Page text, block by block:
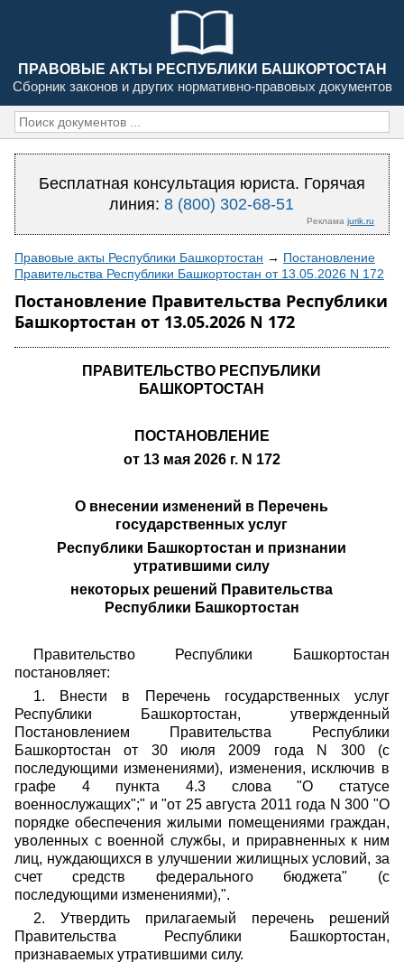
ПРАВОВЫЕ АКТЫ РЕСПУБЛИКИ БАШКОРТОСТАН
Сборник законов и других нормативно-правовых документов
Бесплатная консультация юриста. Горячая
линия:8 (800) 302-68-51
Реклама jurik.ru
Правовые акты Республики Башкортостан → Постановление
Правительства Республики Башкортостан от 13.05.2026 N 172
Постановление Правительства Республики
Башкортостан от 13.05.2026 N 172
ПРАВИТЕЛЬСТВО РЕСПУБЛИКИ
БАШКОРТОСТАН
ПОСТАНОВЛЕНИЕ
от 13 мая 2026 г. N 172
О внесении изменений в Перечень
государственных услуг
Республики Башкортостан и признании
утратившими силу
некоторых решений Правительства
Республики Башкортостан
Правительство Республики Башкортостан
постановляет:
1. Внести в Перечень государственных услуг
Республики Башкортостан, утвержденный
Постановлением Правительства Республики
Башкортостан от 30 июля 2009 года N 300 (с
последующими изменениями), изменения, исключив в
графе 4 пункта 4.3 слова "О статусе
военнослужащих";" и "от 25 августа 2011 года N 300 "О
порядке обеспечения жилыми помещениями граждан,
уволенных с военной службы, и приравненных к ним
лиц, нуждающихся в улучшении жилищных условий, за
счет средств федерального бюджета" (с
последующими изменениями),".
2. Утвердить прилагаемый перечень решений
Правительства Республики Башкортостан,
признаваемых утратившими силу.